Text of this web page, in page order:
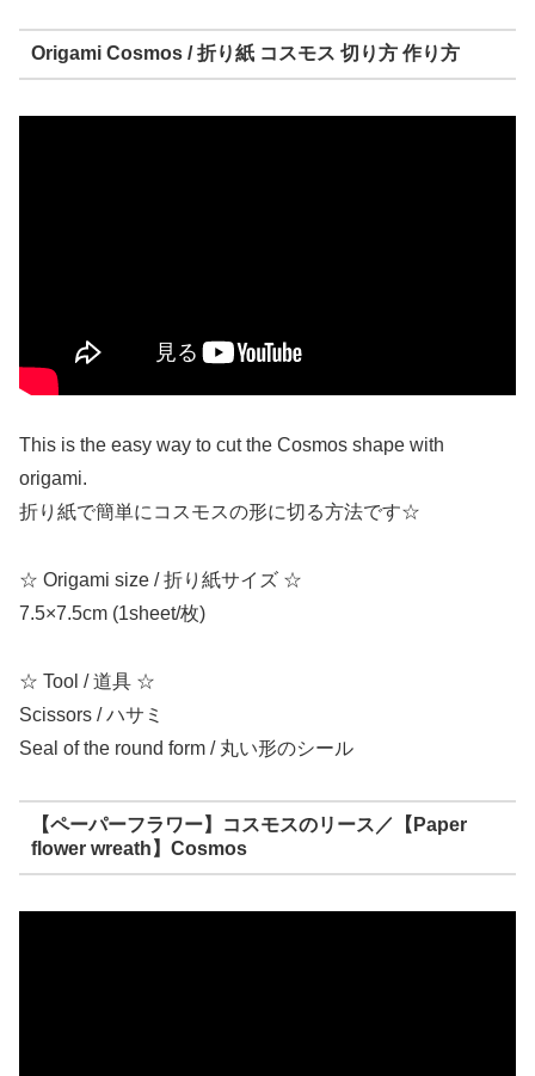
Origami Cosmos / 折り紙 コスモス 切り方 作り方
This is the easy way to cut the Cosmos shape with
origami.
折り紙で簡単にコスモスの形に切る方法です☆
☆ Origami size / 折り紙サイズ ☆
7.5×7.5cm (1sheet/枚)
☆ Tool / 道具 ☆
Scissors / ハサミ
Seal of the round form / 丸い形のシール
【ペーパーフラワー】コスモスのリース／【Paper
flower wreath】Cosmos